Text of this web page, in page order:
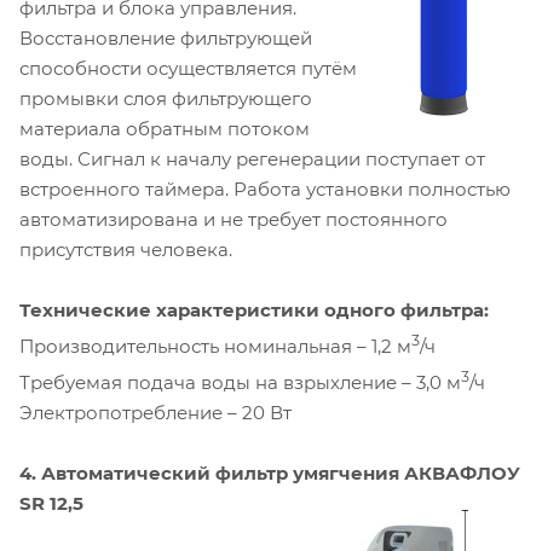
фильтра и блока управления.
Восстановление фильтрующей
способности осуществляется путём
промывки слоя фильтрующего
материала обратным потоком
воды. Сигнал к началу регенерации поступает от
встроенного таймера. Работа установки полностью
автоматизирована и не требует постоянного
присутствия человека.
Технические характеристики одного фильтра:
Производительность номинальная – 1,2 м3/ч
Требуемая подача воды на взрыхление – 3,0 м3/ч
Электропотребление – 20 Вт
4. Автоматический фильтр умягчения АКВАФЛОУ
SR 12,5